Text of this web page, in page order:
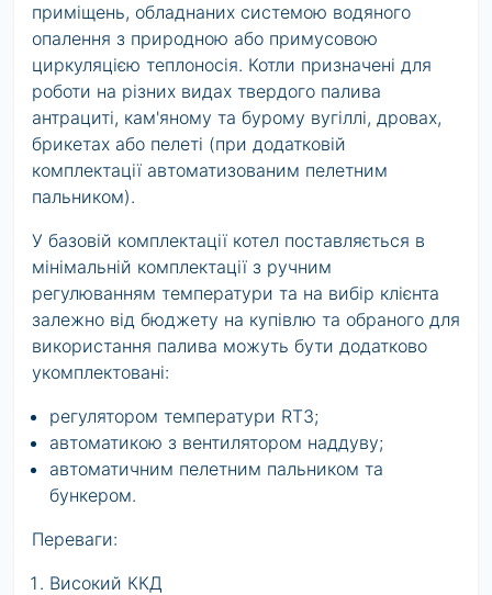
приміщень, обладнаних системою водяного
опалення з природною або примусовою
циркуляцією теплоносія. Котли призначені для
роботи на різних видах твердого палива
антрациті, кам'яному та бурому вугіллі, дровах,
брикетах або пелеті (при додатковій
комплектації автоматизованим пелетним
пальником).
У базовій комплектації котел поставляється в
мінімальній комплектації з ручним
регулюванням температури та на вибір клієнта
залежно від бюджету на купівлю та обраного для
використання палива можуть бути додатково
укомплектовані:
регулятором температури RT3;
автоматикою з вентилятором наддуву;
автоматичним пелетним пальником та
бункером.
Переваги:
Високий ККД